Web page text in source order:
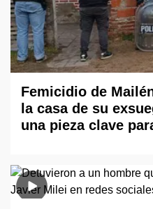
Femicidio de
la casa de su
una pieza clave